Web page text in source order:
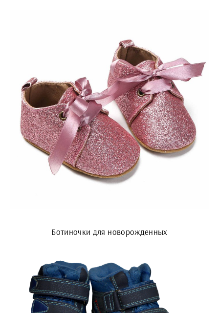
Ботиночки для новорожденных